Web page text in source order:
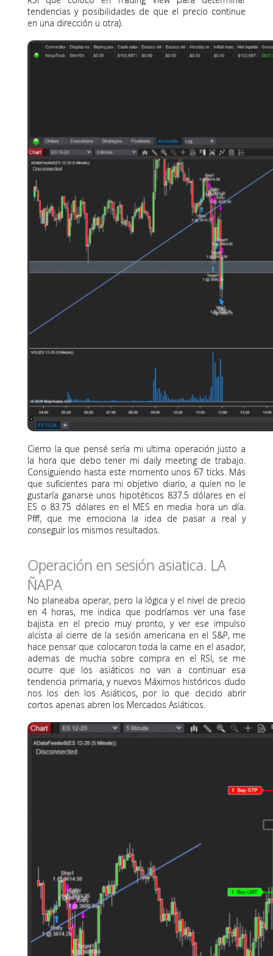
tendencias y posibilidades de que el precio continue
en una dirección u otra).
Cierro la que pensé sería mi ultima operación justo a
la hora que debo tener mi daily meeting de trabajo.
Consiguiendo hasta este momento unos 67 ticks. Más
que suficientes para mi objetivo diario, a quien no le
gustaría ganarse unos hipotéticos 837.5 dólares en el
ES o 83.75 dólares en el MES en media hora un día.
Pfff, que me emociona la idea de pasar a real y
conseguir los mismos resultados.
Operación en sesión asiatica. LA
ÑAPA
No planeaba operar, pero la lógica y el nivel de precio
en 4 horas, me indica que podríamos ver una fase
bajista en el precio muy pronto, y ver ese impulso
alcista al cierre de la sesión americana en el S&P, me
hace pensar que colocaron toda la carne en el asador,
ademas de mucha sobre compra en el RSI, se me
ocurre que los asiáticos no van a continuar esa
tendencia primaria, y nuevos Máximos históricos dudo
nos los den los Asiáticos, por lo que decido abrir
cortos apenas abren los Mercados Asiáticos.